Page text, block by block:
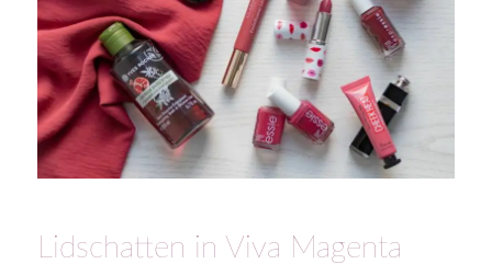
Lidschatten in Viva Magenta